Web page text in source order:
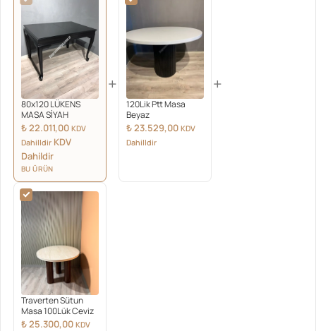
80x120 LÜKENS
MASA SİYAH
₺22.011,00 KDV
Dahilldir KDV
Dahildir
BU ÜRÜN
+
120Lik Ptt Masa
Beyaz
₺23.529,00 KDV
Dahilldir
+
Traverten Sütun
Masa 100Lük Ceviz
₺25.300,00 KDV